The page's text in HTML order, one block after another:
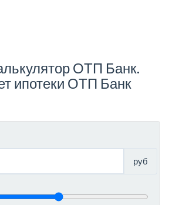
ОТП Банк.
ипотеки ОТП Банк
руб